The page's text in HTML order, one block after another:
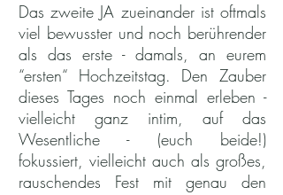
Das zweite JA zueinander ist oftmals
viel bewusster und noch berührender
als das erste - damals, an eurem
“ersten“ Hochzeitstag. Den Zauber
dieses Tages noch einmal erleben -
vielleicht ganz intim, auf das
Wesentliche - (euch beide!)
fokussiert, vielleicht auch als großes,
rauschendes Fest mit genau den